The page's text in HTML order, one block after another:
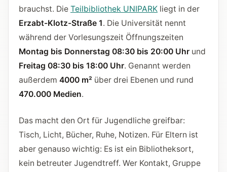
brauchst. Die Teilbibliothek UNIPARK liegt in der
Erzabt-Klotz-Straße 1. Die Universität nennt
während der Vorlesungszeit Öffnungszeiten
Montag bis Donnerstag 08:30 bis 20:00 Uhr und
Freitag 08:30 bis 18:00 Uhr. Genannt werden
außerdem 4000 m² über drei Ebenen und rund
470.000 Medien.
Das macht den Ort für Jugendliche greifbar:
Tisch, Licht, Bücher, Ruhe, Notizen. Für Eltern ist
aber genauso wichtig: Es ist ein Bibliotheksort,
kein betreuter Jugendtreff. Wer Kontakt, Gruppe